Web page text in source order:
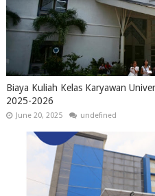
Biaya Kuliah Kelas Karyawan
2025-2026
June 20, 2025 undefined